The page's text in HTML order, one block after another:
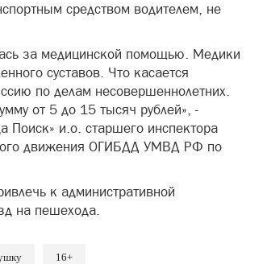
средством водителем, не
за медицинской помощью. Медики
суставов. Что касается
по делам несовершеннолетних.
от 5 до 15 тысяч рублей», -
Поиск» и.о. старшего инспектора
движения ОГИБДД УМВД РФ по
к административной
на пешехода.
16+